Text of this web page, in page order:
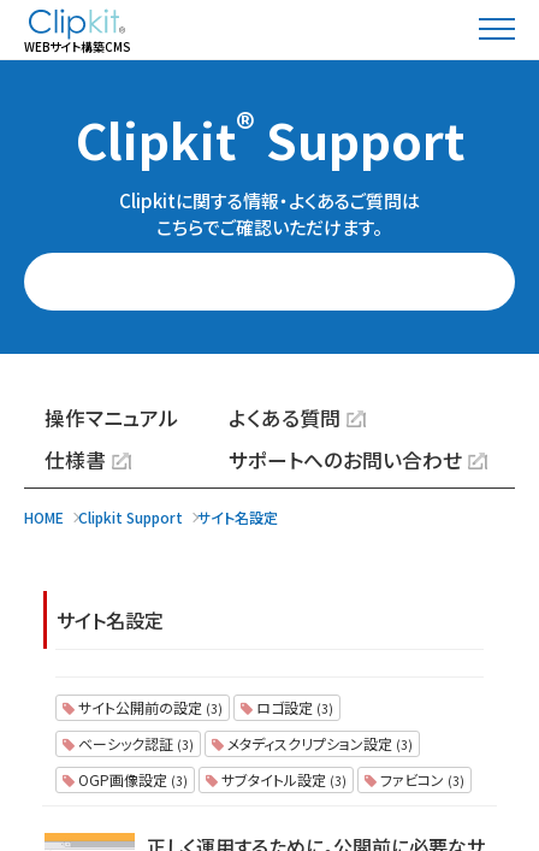
WEBサイト構築CMS
Clipkit® Support
Clipkitに関する情報・よくあるご質問は
こちらでご確認いただけます。
操作マニュアル
よくある質問
仕様書
サポートへのお問い合わせ
HOME Clipkit Support サイト名設定
サイト名設定
サイト公開前の設定 (3) ロゴ設定 (3)
ベーシック認証 (3) メタディスクリプション設定 (3)
OGP画像設定 (3) サブタイトル設定 (3) ファビコン (3)